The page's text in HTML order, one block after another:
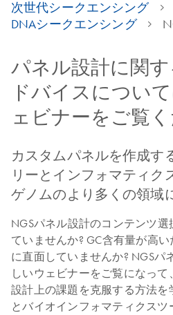
次世代シークエンシング
DNAシークエンシング
パネル設計に関
ドバイスについ
ェビナーをご覧
カスタムパネルを作成す
リーとインフォマティク
ゲノムのより多くの領域
NGSパネル設計のコンテンツ
ていませんか? GC含有量が高
に直面していませんか? NGSパ
しいウェビナーをご覧になっ
設計上の課題を克服する方法を
とバイオインフォマティクス